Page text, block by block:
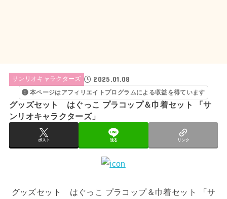
サンリオキャラクターズ 2025.01.08
本ページはアフィリエイトプログラムによる収益を得ています
グッズセット はぐっこ プラコップ＆巾着セット 「サ
ンリオキャラクターズ」
ポスト 送る リンク
グッズセット はぐっこ プラコップ＆巾着セット 「サ